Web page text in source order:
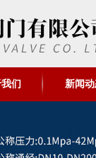
们 新闻